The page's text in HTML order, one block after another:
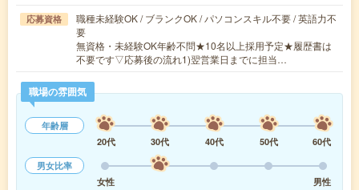
応募資格
職種未経験OK / ブランクOK / パソコンスキル不要 / 英語力不
要
無資格・未経験OK年齢不問★10名以上採用予定★履歴書は
不要です▽応募後の流れ1)翌営業日までに担当…
職場の雰囲気
年齢層
20代
30代 40代 50代
60代
男女比率
女性
男性